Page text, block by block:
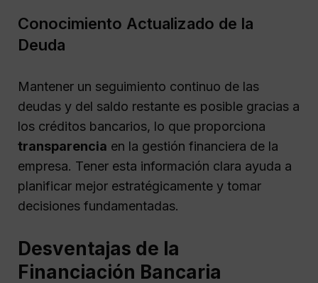
Conocimiento Actualizado de la
Deuda
Mantener un seguimiento continuo de las
deudas y del saldo restante es posible gracias a
los créditos bancarios, lo que proporciona
transparencia en la gestión financiera de la
empresa. Tener esta información clara ayuda a
planificar mejor estratégicamente y tomar
decisiones fundamentadas.
Desventajas de la
Financiación Bancaria